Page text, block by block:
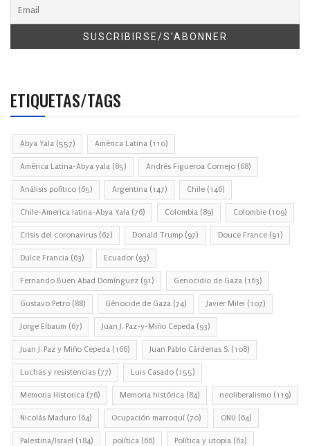
ETIQUETAS/TAGS
Abya Yala (557) América Latina (110)
América Latina-Abya yala (85) Andrés Figueroa Cornejo (68)
Análisis político (65) Argentina (147) Chile (146)
Chile-America latina-Abya Yala (76) Colombia (89) Colombie (109)
Crisis del coronavirus (62) Donald Trump (97) Douce France (91)
Dulce Francia (63) Ecuador (93)
Fernando Buen Abad Domínguez (91) Genocidio de Gaza (163)
Gustavo Petro (88) Génocide de Gaza (74) Javier Milei (107)
Jorge Elbaum (67) Juan J. Paz-y-Miño Cepeda (93)
Juan J. Paz y Miño Cepeda (166) Juan Pablo Cárdenas S. (108)
Luchas y resistencias (77) Luis Casado (155)
Memoria Historica (76) Memoria histórica (84) neoliberalismo (119)
Nicolás Maduro (64) Ocupación marroquí (70) ONU (64)
Palestina/Israel (184) política (66) Política y utopia (62)